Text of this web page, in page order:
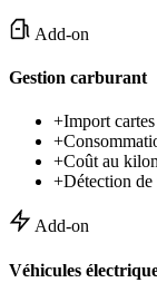
Add-on
Gestion carburant
+Import
+
+Coût au
+Détection de
Add-on
Véhicules